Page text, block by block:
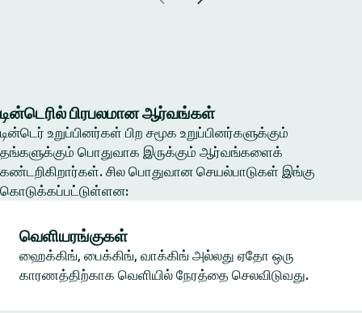
டின்டெரில் பிரபலமான ஆர்வங்கள்
டின்டெர் உறுப்பினர்கள் பிற சமூக உறுப்பினர்களுக்கும்
தங்களுக்கும் பொதுவாக இருக்கும் ஆர்வங்களைக்
கண்டறிகிறார்கள். சில பொதுவான செயல்பாடுகள் இங்கு
கொடுக்கப்பட்டுள்ளன:
வெளியரங்குகள்
ஹைக்கிங், பைக்கிங், வாக்கிங் அல்லது ஏதோ ஒரு
காரணத்திற்காக வெளியில் நேரத்தை செலவிடுவது.